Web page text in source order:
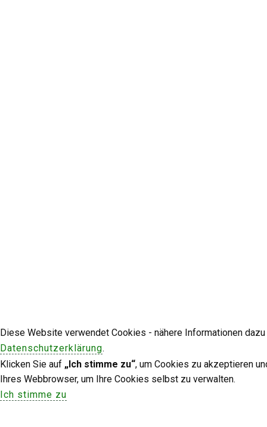
Diese Website verwendet Cookies - nähere Informationen
Datenschutzerklärung.
Klicken Sie auf „Ich stimme zu“, um Cookies zu akzeptieren
Ihres Webbrowser, um Ihre Cookies selbst zu verwalten.
Ich stimme zu